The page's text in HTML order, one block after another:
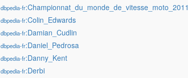
dbpedia-fr:Championnat_du_monde_de_vitesse_moto_2011
dbpedia-fr:Colin_Edwards
dbpedia-fr:Damian_Cudlin
dbpedia-fr:Daniel_Pedrosa
dbpedia-fr:Danny_Kent
dbpedia-fr:Derbi